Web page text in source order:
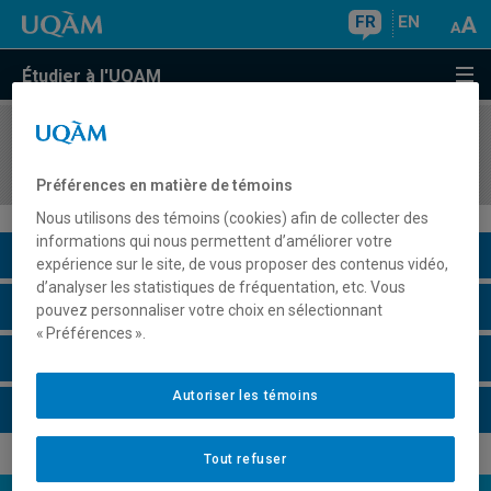
FR EN
Étudier à l'UQAM
COURS//
Description du cours
Horaire - Été 2026
Préférences en matière de témoins
Nous utilisons des témoins (cookies) afin de collecter des
informations qui nous permettent d’améliorer votre
expérience sur le site, de vous proposer des contenus vidéo,
d’analyser les statistiques de fréquentation, etc. Vous
pouvez personnaliser votre choix en sélectionnant
« Préférences ».
Tout refuser
Autoriser les témoins